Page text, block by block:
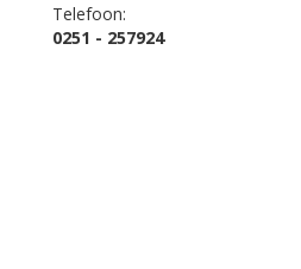
Telefoon:
0251 - 257924